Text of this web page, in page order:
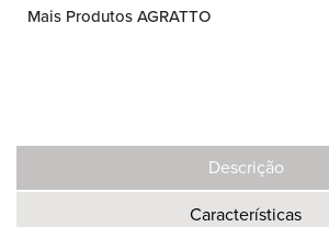
Mais Produtos AGRATTO
Descrição
Características